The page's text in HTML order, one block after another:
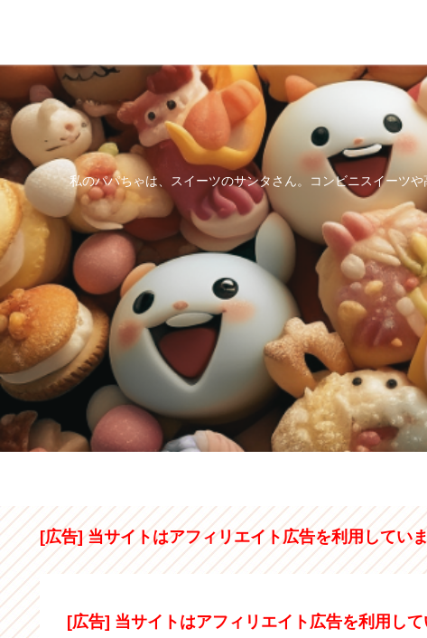
私のパパちゃは、スイーツのサンタさん。コンビニスイーツ
[広告] 当サイトはアフィリエイト広告を利用してい
[広告] 当サイトはアフィリエイト広告を利用して